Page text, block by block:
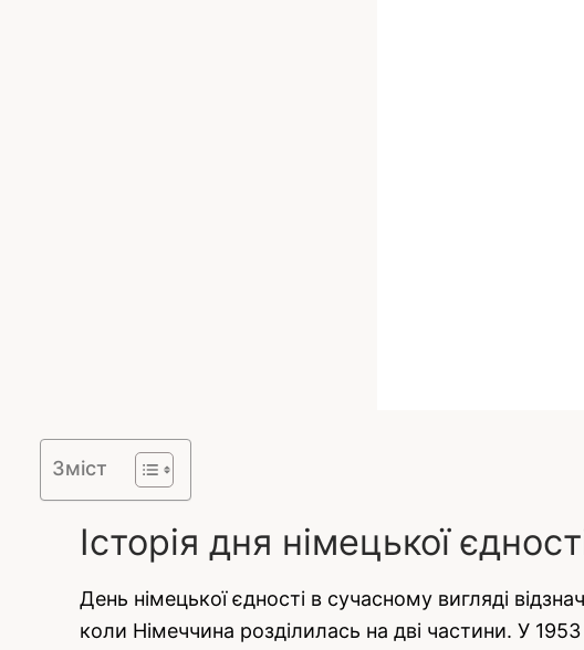
Зміст
Історія дня німецької
День німецької єдності в сучасному вигляді
коли Німеччина розділилась на дві частини. У